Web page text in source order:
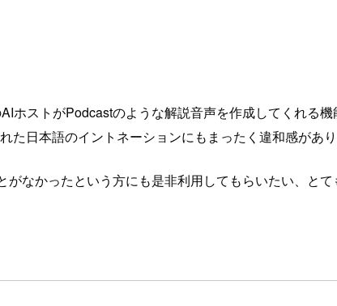
ホストがPodcastのような解説音声を作成してくれる
日本語のイントネーションにもまったく違和感があり
なかったという方にも是非利用してもらいたい、とて